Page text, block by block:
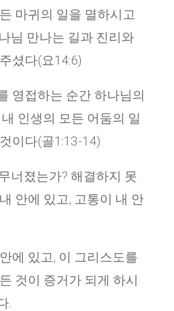
마귀의 일을 멸하시고
님 만나는 길과 진리와
셨다(요14:6)
영접하는 순간 하나님의
인생의 모든 어둠의 일
이다(골1:13-14)
너졌는가? 해결하지 못
안에 있고, 고통이 내 안
에 있고, 이 그리스도를
것이 증거가 되게 하시
.